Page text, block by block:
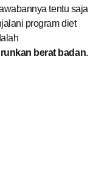
tentu saja
program diet
berat badan.